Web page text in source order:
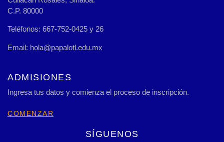
C.P. 80000
Teléfonos: 667-752-0425 y 26
Email: hola@papalotl.edu.mx
ADMISIONES
Ingresa tus datos y comienza el proceso de inscripción.
COMENZAR
SÍGUENOS